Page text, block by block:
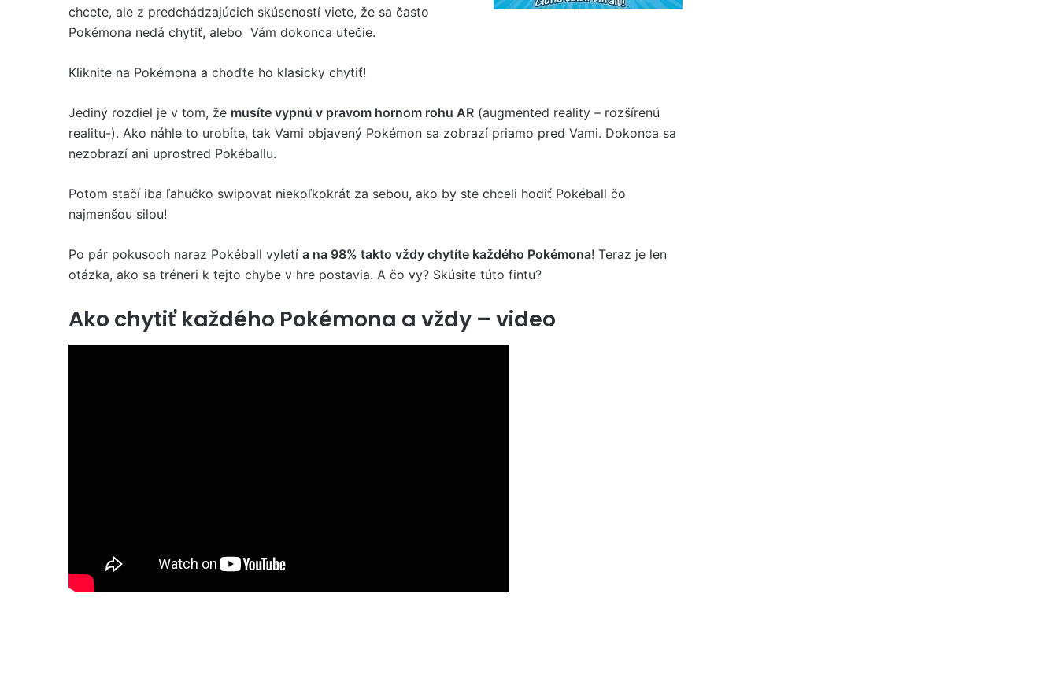
chcete, ale z predchádzajúcich skúseností viete, že sa často
Pokémona nedá chytiť, alebo Vám dokonca utečie.
Kliknite na Pokémona a choďte ho klasicky chytiť!
Jediný rozdiel je v tom, že musíte vypnú v pravom hornom rohu AR (augmented reality – rozšírenú
realitu-). Ako náhle to urobíte, tak Vami objavený Pokémon sa zobrazí priamo pred Vami. Dokonca sa
nezobrazí ani uprostred Pokéballu.
Potom stačí iba ľahučko swipovat niekoľkokrát za sebou, ako by ste chceli hodiť Pokéball čo
najmenšou silou!
Po pár pokusoch naraz Pokéball vyletí a na 98% takto vždy chytíte každého Pokémona! Teraz je len
otázka, ako sa tréneri k tejto chybe v hre postavia. A čo vy? Skúsite túto fintu?
Ako chytiť každého Pokémona a vždy – video